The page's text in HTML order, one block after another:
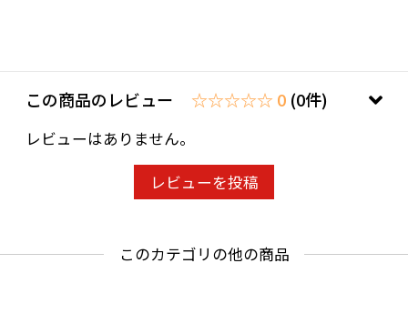
この商品のレビュー ☆☆☆☆☆ 0 (0件)
レビューはありません。
レビューを投稿
このカテゴリの他の商品